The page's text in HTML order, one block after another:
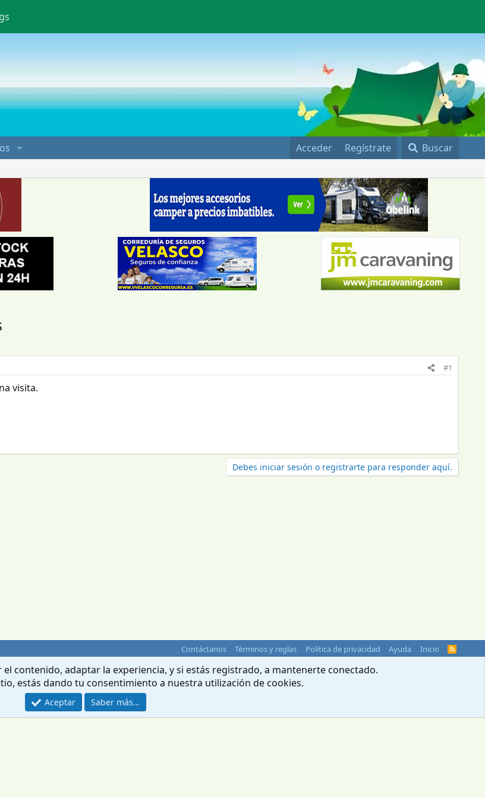
Acceder Regístrate Buscar
#1
visita.
Debes iniciar sesión o registrarte para responder aquí.
Contáctanos Términos y reglas Política de privacidad Ayuda Inicio
R
S
contenido, adaptar la experiencia, y si estás registrado, a mantenerte conectado.
estás dando tu consentimiento a nuestra utilización de cookies.
Aceptar Saber más…